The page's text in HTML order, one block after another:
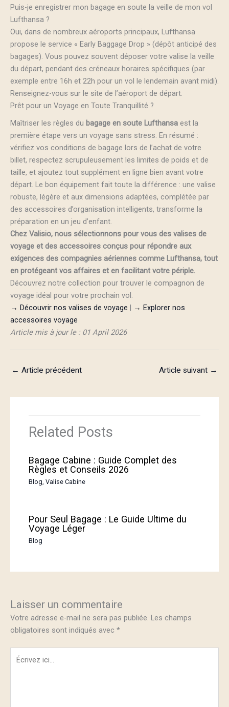
Puis-je enregistrer mon bagage en soute la veille de mon vol
Lufthansa ?
Oui, dans de nombreux aéroports principaux, Lufthansa
propose le service « Early Baggage Drop » (dépôt anticipé des
bagages). Vous pouvez souvent déposer votre valise la veille
du départ, pendant des créneaux horaires spécifiques (par
exemple entre 16h et 22h pour un vol le lendemain avant midi).
Renseignez-vous sur le site de l’aéroport de départ.
Prêt pour un Voyage en Toute Tranquillité ?
Maîtriser les règles du bagage en soute Lufthansa est la
première étape vers un voyage sans stress. En résumé :
vérifiez vos conditions de bagage lors de l’achat de votre
billet, respectez scrupuleusement les limites de poids et de
taille, et ajoutez tout supplément en ligne bien avant votre
départ. Le bon équipement fait toute la différence : une valise
robuste, légère et aux dimensions adaptées, complétée par
des accessoires d’organisation intelligents, transforme la
préparation en un jeu d’enfant.
Chez Valisio, nous sélectionnons pour vous des valises de
voyage et des accessoires conçus pour répondre aux
exigences des compagnies aériennes comme Lufthansa, tout
en protégeant vos affaires et en facilitant votre périple.
Découvrez notre collection pour trouver le compagnon de
voyage idéal pour votre prochain vol.
→ Découvrir nos valises de voyage | → Explorer nos
accessoires voyage
Article mis à jour le : 01 April 2026
← Article précédent Article suivant →
Related Posts
Bagage Cabine : Guide Complet des
Règles et Conseils 2026
Blog,Valise Cabine
Pour Seul Bagage : Le Guide Ultime du
Voyage Léger
Blog
Laisser un commentaire
Votre adresse e-mail ne sera pas publiée. Les champs
obligatoires sont indiqués avec *
Écrivez
ici…